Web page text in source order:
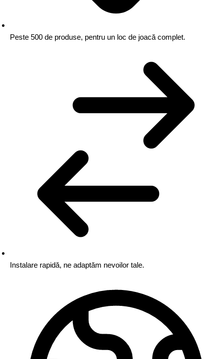
Peste 500 de produse, pentru un loc de joacă complet.
Instalare rapidă, ne adaptăm nevoilor tale.